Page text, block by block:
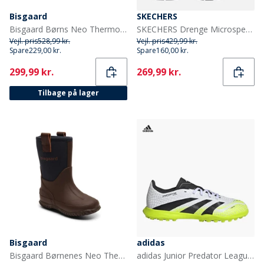
Bisgaard
Bisgaard Børns Neo Thermo Gummistøvler Kamel
Vejl. pris528,99 kr.
Spare229,00 kr.
Current
299,99 kr.
Tilbage på lager
SKECHERS
SKECHERS Drenge Microspec Tread Sneakers Sort
Vejl. pris429,99 kr.
Spare160,00 kr.
Current
269,99 kr.
Bisgaard
Bisgaard Børnenes Neo Thermo Gummistøvler Blå
adidas
adidas Junior Predator League Radiant Blaze Pack TF Astro Fodboldstøvler Cloud White/Core Black/Lucid Lemon